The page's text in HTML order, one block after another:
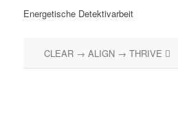
Energetische Detektivarbeit
CLEAR → ALIGN → THRIVE